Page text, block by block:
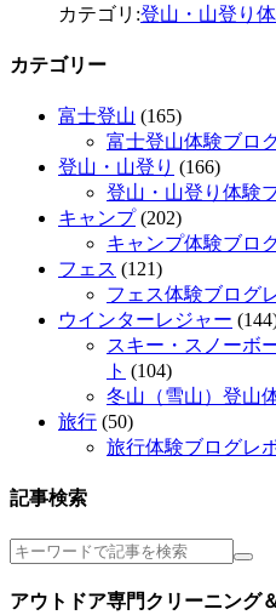
カテゴリ:登山・山登り
カテゴリー
富士登山 (165)
富士登山体験ブロ
登山・山登り (166)
登山・山登り体験
キャンプ(202)
キャンプ体験ブロ
フェス (121)
フェス体験ブログ
ウインターレジャー
スキー・スノーボ
ト (104)
冬山（雪山）登山
旅行 (50)
旅行体験ブログレ
記事検索
アウトドア専門クリーニング